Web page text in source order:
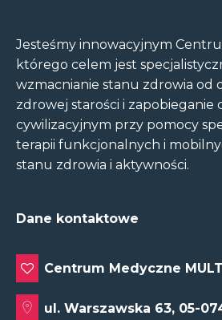
Jesteśmy innowacyjnym
którego celem jest
wzmacnianie stanu zdrowia od
zdrowej starości i zapobieganie
cywilizacyjnym przy pomocy
terapii funkcjonalnych i
stanu zdrowia i aktywności.
Dane kontaktowe
Centrum Medyczne
ul. Warszawska 63, 05-